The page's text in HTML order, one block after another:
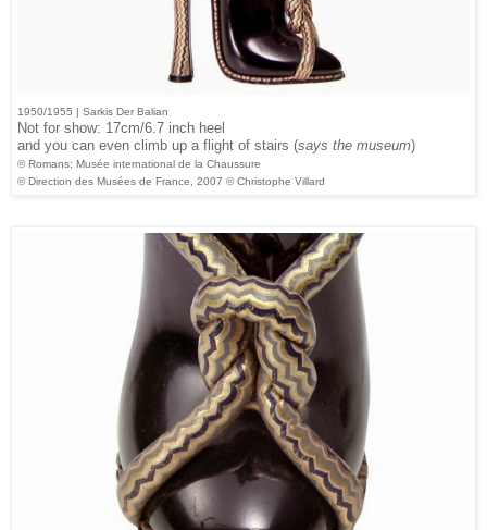
1950/1955 | Sarkis Der Balian
Not for show: 17cm/6.7 inch heel
and you can even climb up a flight of stairs (says the museum)
© Romans; Musée international de la Chaussure
© Direction des Musées de France, 2007 © Christophe Villard